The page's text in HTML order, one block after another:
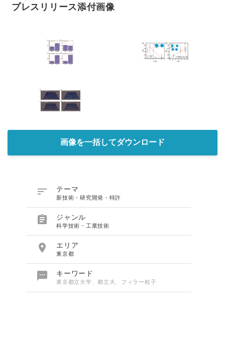
プレスリリース添付画像
画像を一括してダウンロード
 テーマ
新技術・研究開発・特許
 ジャンル
科学技術・工業技術
 エリア
東京都
 キーワード
東京都立大学、都立大、フィラー粒子